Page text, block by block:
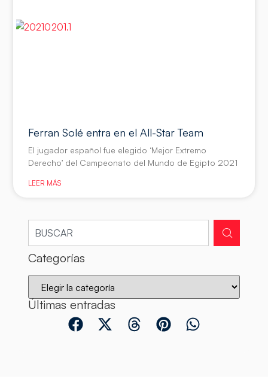
Ferran Solé entra en el All-Star Team
El jugador español fue elegido ‘Mejor Extremo
Derecho’ del Campeonato del Mundo de Egipto 2021
LEER MÁS
Categorías
Últimas entradas